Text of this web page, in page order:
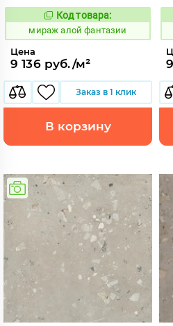
984612
Код товара:
мираж алой фантазии
Цена
9 136 руб./м²
Заказ в 1 клик
В корзину